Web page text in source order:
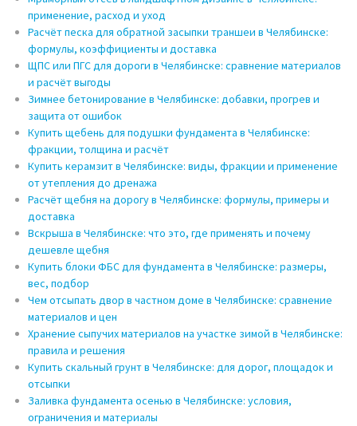
применение, расход и уход
Расчёт песка для обратной засыпки траншеи в Челябинске:
формулы, коэффициенты и доставка
ЩПС или ПГС для дороги в Челябинске: сравнение материалов
и расчёт выгоды
Зимнее бетонирование в Челябинске: добавки, прогрев и
защита от ошибок
Купить щебень для подушки фундамента в Челябинске:
фракции, толщина и расчёт
Купить керамзит в Челябинске: виды, фракции и применение
от утепления до дренажа
Расчёт щебня на дорогу в Челябинске: формулы, примеры и
доставка
Вскрыша в Челябинске: что это, где применять и почему
дешевле щебня
Купить блоки ФБС для фундамента в Челябинске: размеры,
вес, подбор
Чем отсыпать двор в частном доме в Челябинске: сравнение
материалов и цен
Хранение сыпучих материалов на участке зимой в Челябинске:
правила и решения
Купить скальный грунт в Челябинске: для дорог, площадок и
отсыпки
Заливка фундамента осенью в Челябинске: условия,
ограничения и материалы